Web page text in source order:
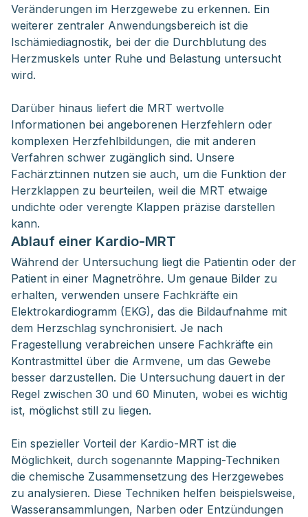
Veränderungen im Herzgewebe zu erkennen. Ein
weiterer zentraler Anwendungsbereich ist die
Ischämiediagnostik, bei der die Durchblutung des
Herzmuskels unter Ruhe und Belastung untersucht
wird.
Darüber hinaus liefert die MRT wertvolle
Informationen bei angeborenen Herzfehlern oder
komplexen Herzfehlbildungen, die mit anderen
Verfahren schwer zugänglich sind. Unsere
Fachärzt:innen nutzen sie auch, um die Funktion der
Herzklappen zu beurteilen, weil die MRT etwaige
undichte oder verengte Klappen präzise darstellen
kann.
Ablauf einer Kardio-MRT
Während der Untersuchung liegt die Patientin oder der
Patient in einer Magnetröhre. Um genaue Bilder zu
erhalten, verwenden unsere Fachkräfte ein
Elektrokardiogramm (EKG), das die Bildaufnahme mit
dem Herzschlag synchronisiert. Je nach
Fragestellung verabreichen unsere Fachkräfte ein
Kontrastmittel über die Armvene, um das Gewebe
besser darzustellen. Die Untersuchung dauert in der
Regel zwischen 30 und 60 Minuten, wobei es wichtig
ist, möglichst still zu liegen.
Ein spezieller Vorteil der Kardio-MRT ist die
Möglichkeit, durch sogenannte Mapping-Techniken
die chemische Zusammensetzung des Herzgewebes
zu analysieren. Diese Techniken helfen beispielsweise,
Wasseransammlungen, Narben oder Entzündungen